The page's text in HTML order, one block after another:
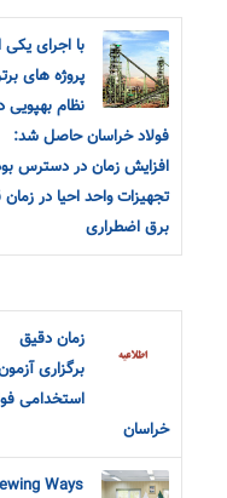
با اجرای یکی
پروژه های
نظام بهپویی
فولاد خراسان حاصل شد:
افزایش زمان در دسترس
تجهیزات واحد احیا در
برق اضطراری
زمان دقیق
برگزاری
استخدامی
خراسان
Ways